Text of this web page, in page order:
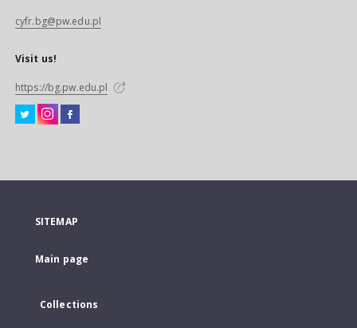
cyfr.bg@pw.edu.pl
Visit us!
https://bg.pw.edu.pl
SITEMAP
Main page
Collections